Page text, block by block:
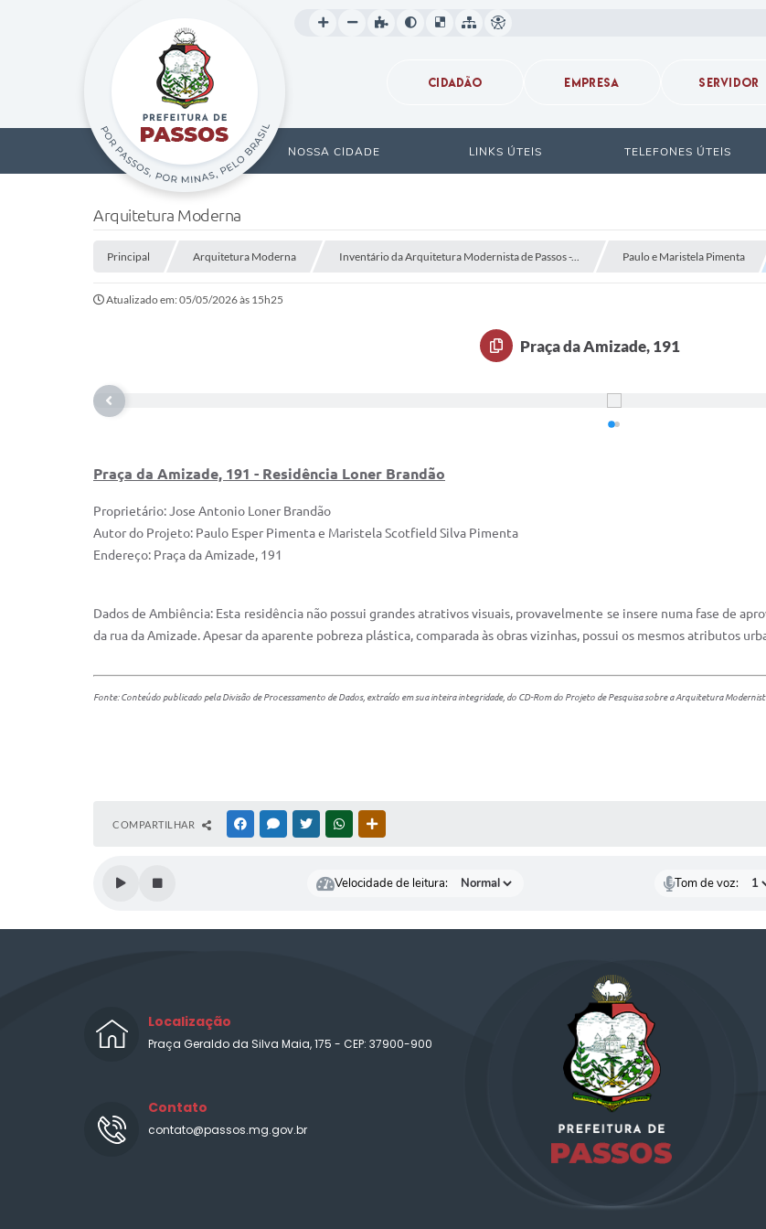
CIDADÃO EMPRESA SERVIDOR
NOSSA CIDADE LINKS ÚTEIS TELEFONES ÚTEIS
Arquitetura Moderna
Principal Arquitetura Moderna Inventário da Arquitetura Modernista de Passos -... Paulo e Maristela Pimenta
Atualizado em: 05/05/2026 às 15h25
Praça da Amizade, 191
Praça da Amizade, 191 - Residência Loner Brandão
Proprietário: Jose Antonio Loner Brandão
Autor do Projeto: Paulo Esper Pimenta e Maristela Scotfield Silva Pimenta
Endereço: Praça da Amizade, 191
Dados de Ambiência: Esta residência não possui grandes atrativos visuais, provavelmente se insere numa fase de
da rua da Amizade. Apesar da aparente pobreza plástica, comparada às obras vizinhas, possui os mesmos atributos
Fonte: Conteúdo publicado pela Divisão de Processamento de Dados, extraído em sua inteira integridade, do CD-Rom do Projeto de Pesquisa sobre a Arquitetura
COMPARTILHAR FACEBOOKMESSENGER
TWITTERWHATSAPP
Velocidade de leitura: Tom de voz:
Localização
Praça Geraldo da Silva Maia, 175 - CEP: 37900-900
Contato
contato@passos.mg.gov.br